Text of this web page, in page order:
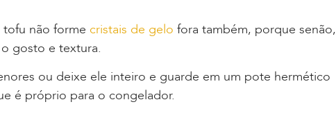
tofu não forme cristais de gelo fora também, porque senão,
gosto e textura.
ou deixe ele inteiro e guarde em um pote hermético
é próprio para o congelador.